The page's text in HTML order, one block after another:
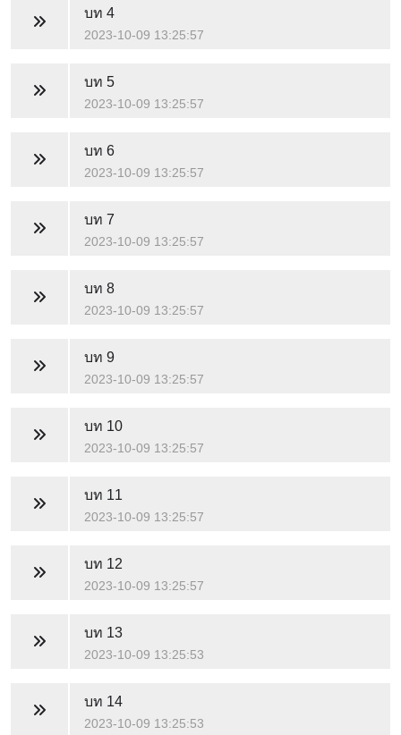
บท 4
2023-10-09 13:25:57
บท 5
2023-10-09 13:25:57
บท 6
2023-10-09 13:25:57
บท 7
2023-10-09 13:25:57
บท 8
2023-10-09 13:25:57
บท 9
2023-10-09 13:25:57
บท 10
2023-10-09 13:25:57
บท 11
2023-10-09 13:25:57
บท 12
2023-10-09 13:25:57
บท 13
2023-10-09 13:25:53
บท 14
2023-10-09 13:25:53